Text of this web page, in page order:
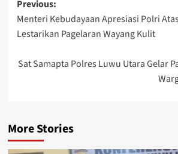
Post
navigation
Previous:
Menteri Kebudayaan Apresiasi Polri
Lestarikan Pagelaran Wayang Kulit
Sat Samapta Polres Luwu Utara Gelar
More Stories